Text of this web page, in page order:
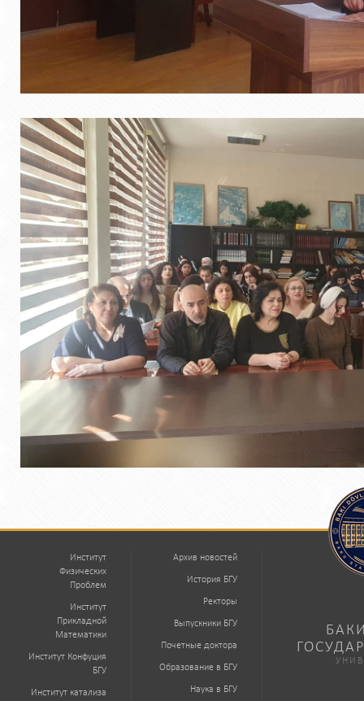
Институт
Физических
Проблем
Институт
Прикладной
Математики
Институт Конфуция
БГУ
Институт катализа
Архив новостей
История БГУ
Ректоры
Выпускники БГУ
Почетные доктора
Образование в БГУ
Наука в БГУ